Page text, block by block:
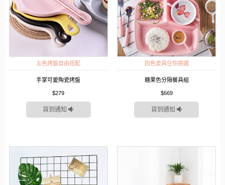
五色烤盤自由搭配
手掌可愛陶瓷烤盤
$279
貨到通知
四色瓷具任你挑選
糖果色分隔餐具組
$669
貨到通知